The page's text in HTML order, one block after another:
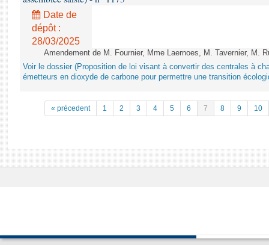
Date de
dépôt :
28/03/2025
Amendement de M. Fournier, Mme Laernoes, M. Tavernier, M.
Voir le dossier (Proposition de loi visant à convertir des centrales à
émetteurs en dioxyde de carbone pour permettre une transition
« précedent 1 2 3 4 5 6 7 8 9 10